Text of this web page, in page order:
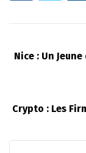
Nice : Un
Crypto : Les